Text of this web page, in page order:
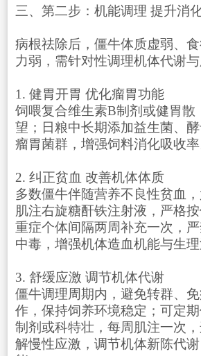
三、第二步：机能调理 提升消
病根祛除后，僵牛体质虚弱、
力弱，需针对性调理机体代谢与
1. 健胃开胃 优化瘤胃功能
饲喂复合维生素B制剂或健胃散
望；日粮中长期添加益生菌、
瘤胃菌群，增强饲料消化吸收率
2. 纠正贫血 改善机体体质
多数僵牛伴随营养不良性贫血
肌注右旋糖酐铁注射液，严格按
重症个体间隔两周补充一次，
中毒，增强机体造血机能与生理
3. 舒缓应激 调节机体代谢
僵牛调理周期内，避免转群、
作，保持饲养环境稳定；可定
制剂或科特壮，每周肌注一次
解慢性应激，调节机体新陈代